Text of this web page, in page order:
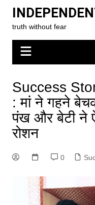
contenttruth without fear
Success
: मां ने गहने
पंख और बेटी ने
रोशन
0